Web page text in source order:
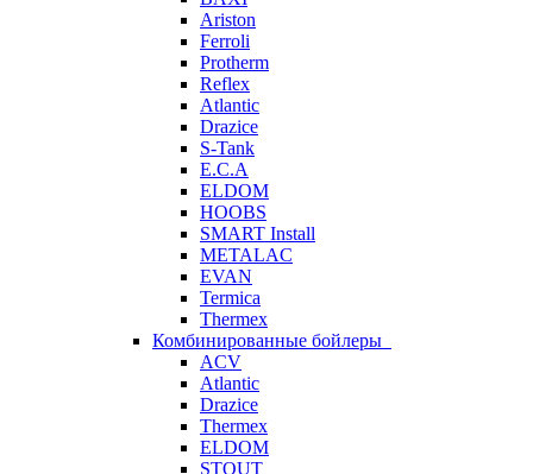
Ariston
Ferroli
Protherm
Reflex
Atlantic
Drazice
S-Tank
E.C.A
ELDOM
HOOBS
SMART Install
METALAC
EVAN
Termica
Thermex
Комбинированные бойлеры
ACV
Atlantic
Drazice
Thermex
ELDOM
STOUT